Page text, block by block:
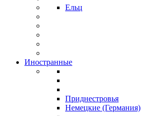
Ельц
Иностранные
Приднестровья
Немецкие (Германия)